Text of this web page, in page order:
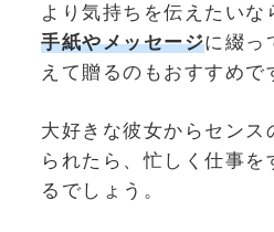
より気持ちを伝えたいな
手紙やメッセージに綴っ
えて贈るのもおすすめで
大好きな彼女からセンス
られたら、忙しく仕事を
るでしょう。